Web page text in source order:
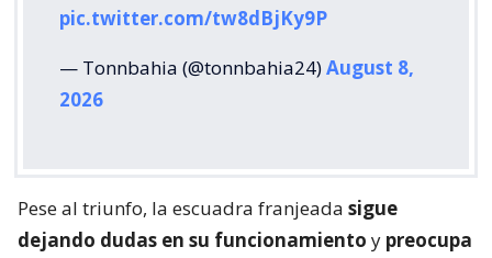
pic.twitter.com/tw8dBjKy9P
— Tonnbahia (@tonnbahia24)August 8,
2026
Pese al triunfo, la escuadra franjeada sigue
dejando dudas en su funcionamiento y preocupa